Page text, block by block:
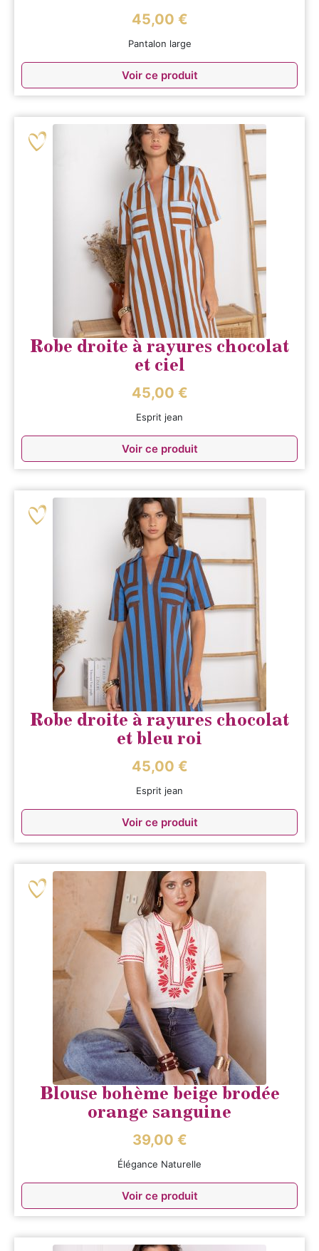
45,00 €
Pantalon large
Voir ce produit
Robe droite à rayures chocolat
et ciel
45,00 €
Esprit jean
Voir ce produit
Robe droite à rayures chocolat
et bleu roi
45,00 €
Esprit jean
Voir ce produit
Blouse bohème beige brodée
orange sanguine
39,00 €
Élégance Naturelle
Voir ce produit